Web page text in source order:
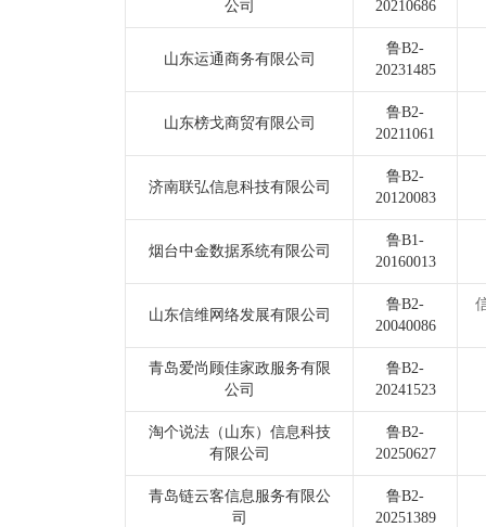
公司
20210686
山东运通商务有限公司
鲁B2-
20231485
山东榜戈商贸有限公司
鲁B2-
20211061
济南联弘信息科技有限公司
鲁B2-
20120083
烟台中金数据系统有限公司
鲁B1-
20160013
山东信维网络发展有限公司
鲁B2-
20040086
青岛爱尚顾佳家政服务有限
公司
鲁B2-
20241523
淘个说法（山东）信息科技
有限公司
鲁B2-
20250627
青岛链云客信息服务有限公
司
鲁B2-
20251389